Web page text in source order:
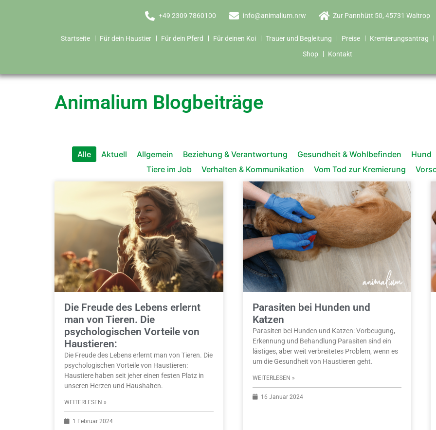
+49 2309 7860100 info@animalium.nrw Zur Pannhütt 50, 45731 Waltrop
Startseite Für dein Haustier Für dein Pferd Für deinen Koi Trauer und Begleitung Preise Kremierungsantrag
Shop
Kontakt
Animalium Blogbeiträge
Aktuell Allgemein Beziehung & Verantwortung Gesundheit & Wohlbefinden Hund
Tiere im Job
Verhalten & Kommunikation Vom Tod zur Kremierung
Alle
Die Freude des Lebens erlernt
man von Tieren. Die
psychologischen Vorteile von
Haustieren:
Die Freude des Lebens erlernt man von Tieren. Die
psychologischen Vorteile von Haustieren:
Haustiere haben seit jeher einen festen Platz in
unseren Herzen und Haushalten.
WEITERLESEN »
1 Februar 2024
Parasiten bei Hunden und
Katzen
Parasiten bei Hunden und Katzen: Vorbeugung,
Erkennung und Behandlung Parasiten sind ein
lästiges, aber weit verbreitetes Problem, wenn es
um die Gesundheit von Haustieren geht.
WEITERLESEN »
16 Januar 2024